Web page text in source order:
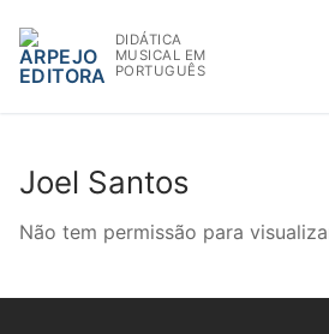
para
conteúdo
DIDÁTICA
MUSICAL EM
PORTUGUÊS
WWW.ARPEJOEDITORA.PT |
Partituras
Joel Santos
Não tem permissão para